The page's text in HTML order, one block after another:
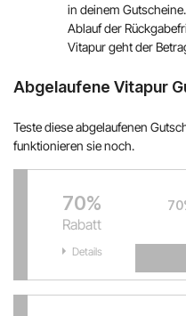
Douglas
in deinem
Ablauf der
Vitapur geht der
Abgelaufene Vitapur
Teste diese abgelaufenen
funktionieren sie noch.
70%
Rabatt
Details